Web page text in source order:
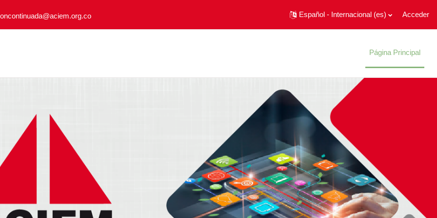
Español - Internacional ‎(es)‎ Acceder
Página Principal